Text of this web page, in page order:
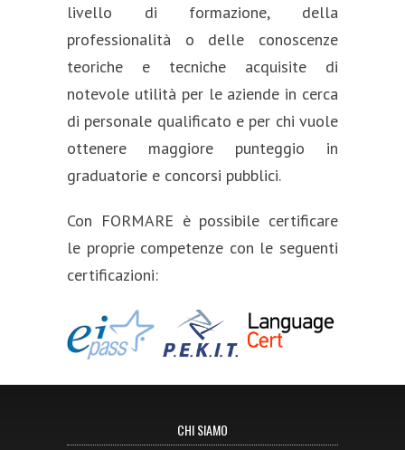
livello di formazione, della
professionalità o delle conoscenze
teoriche e tecniche acquisite di
notevole utilità per le aziende in cerca
di personale qualificato e per chi vuole
ottenere maggiore punteggio in
graduatorie e concorsi pubblici.
Con FORMARE è possibile certificare
le proprie competenze con le seguenti
certificazioni:
CHI SIAMO